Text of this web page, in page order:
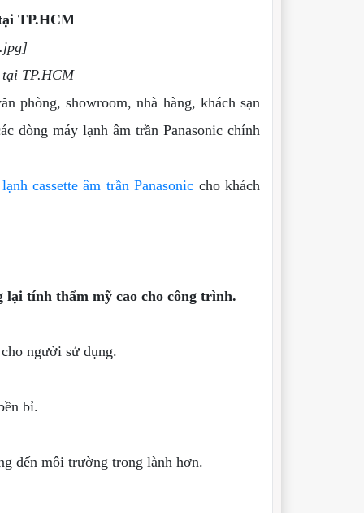
TP.HCM
TP.HCM
phòng, showroom, nhà hàng, khách sạn
dòng máy lạnh âm trần Panasonic chính
cassette âm trần Panasonic cho khách
lại tính thẩm mỹ cao cho công trình.
người sử dụng.
bỉ.
đến môi trường trong lành hơn.